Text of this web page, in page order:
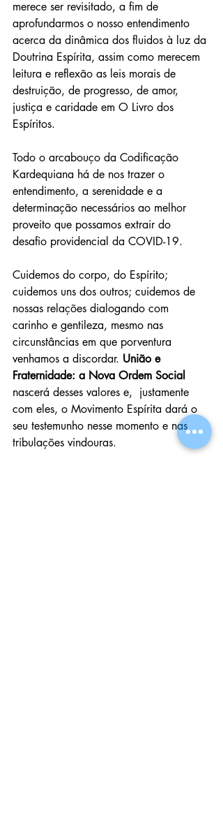
merece ser revisitado, a fim de
aprofundarmos o nosso entendimento
acerca da dinâmica dos fluidos à luz da
Doutrina Espírita, assim como merecem
leitura e reflexão as leis morais de
destruição, de progresso, de amor,
justiça e caridade em O Livro dos
Espíritos.
Todo o arcabouço da Codificação
Kardequiana há de nos trazer o
entendimento, a serenidade e a
determinação necessários ao melhor
proveito que possamos extrair do
desafio providencial da COVID-19.
Cuidemos do corpo, do Espírito;
cuidemos uns dos outros; cuidemos de
nossas relações dialogando com
carinho e gentileza, mesmo nas
circunstâncias em que porventura
venhamos a discordar. União e
Fraternidade: a Nova Ordem Social
nascerá desses valores e,  justamente
com eles, o Movimento Espírita dará o
seu testemunho nesse momento e nas
tribulações vindouras.